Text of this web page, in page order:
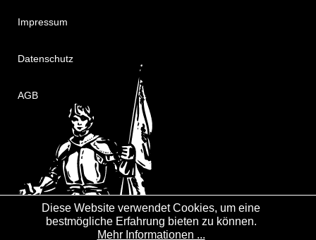
Impressum
Datenschutz
AGB
Diese Website verwendet Cookies, um eine
bestmögliche Erfahrung bieten zu können.
Mehr Informationen ...